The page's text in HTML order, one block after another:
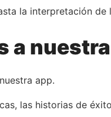
la interpretación de
a
app.
las historias de